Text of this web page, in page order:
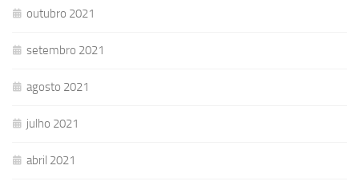
outubro 2021
setembro 2021
agosto 2021
julho 2021
abril 2021